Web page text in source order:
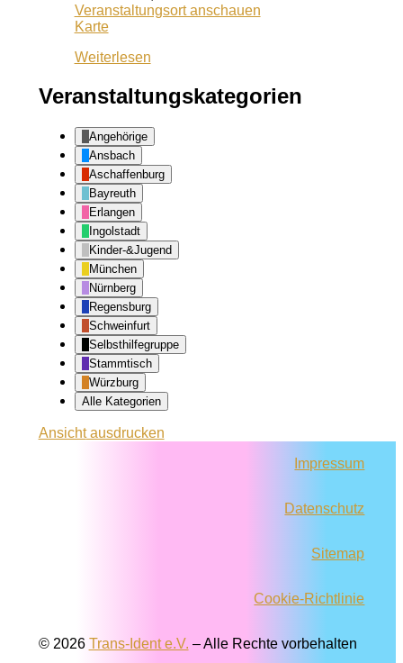
Veranstaltungsort anschauen
KarteSchrotturm
Weiterlesen
Veranstaltungskategorien
Angehörige
Ansbach
Aschaffenburg
Bayreuth
Erlangen
Ingolstadt
Kinder-&Jugend
München
Nürnberg
Regensburg
Schweinfurt
Selbsthilfegruppe
Stammtisch
Würzburg
Alle Kategorien
Ansichtausdrucken
Impressum
Datenschutz
Sitemap
Cookie-Richtlinie
© 2026 Trans-Ident e.V. – Alle Rechte vorbehalten